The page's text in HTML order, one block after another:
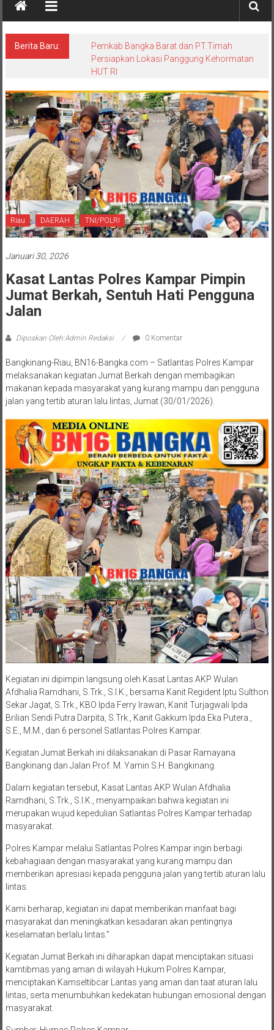
Berita Baru:
Pemkab Bangka Barat dan PT.Timah
Persiapkan Lokasi Panggung Kehormatan
HUT RI
Riau DAERAH TNI/POLRI
Januari 30, 2026
Kasat Lantas Polres Kampar Pimpin
Jumat Berkah, Sentuh Hati Pengguna
Jalan
Diposkan Oleh:Admin Redaksi 0 Komentar
Bangkinang-Riau, BN16-Bangka.com – Satlantas Polres Kampar
melaksanakan kegiatan Jumat Berkah dengan membagikan
makanan kepada masyarakat yang kurang mampu dan pengguna
jalan yang tertib aturan lalu lintas, Jumat (30/01/2026).
Kegiatan ini dipimpin langsung oleh Kasat Lantas AKP Wulan
Afdhalia Ramdhani, S.Trk., S.I.K., bersama Kanit Regident Iptu Sulthon
Sekar Jagat, S.Trk., KBO Ipda Ferry Irawan, Kanit Turjagwali Ipda
Brilian Sendi Putra Darpita, S.Trk., Kanit Gakkum Ipda Eka Putera.,
S.E., M.M., dan 6 personel Satlantas Polres Kampar.
Kegiatan Jumat Berkah ini dilaksanakan di Pasar Ramayana
Bangkinang dan Jalan Prof. M. Yamin S.H. Bangkinang.
Dalam kegiatan tersebut, Kasat Lantas AKP Wulan Afdhalia
Ramdhani, S.Trk., S.I.K., menyampaikan bahwa kegiatan ini
merupakan wujud kepedulian Satlantas Polres Kampar terhadap
masyarakat.
Polres Kampar melalui Satlantas Polres Kampar ingin berbagi
kebahagiaan dengan masyarakat yang kurang mampu dan
memberikan apresiasi kepada pengguna jalan yang tertib aturan lalu
lintas.
Kami berharap, kegiatan ini dapat memberikan manfaat bagi
masyarakat dan meningkatkan kesadaran akan pentingnya
keselamatan berlalu lintas.”
Kegiatan Jumat Berkah ini diharapkan dapat menciptakan situasi
kamtibmas yang aman di wilayah Hukum Polres Kampar,
menciptakan Kamseltibcar Lantas yang aman dan taat aturan lalu
lintas, serta menumbuhkan kedekatan hubungan emosional dengan
masyarakat.